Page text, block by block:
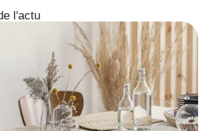
l'actu